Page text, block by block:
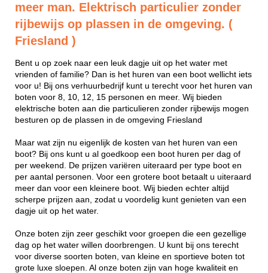
meer man. Elektrisch particulier zonder
rijbewijs op plassen in de omgeving. (
Friesland )
Bent u op zoek naar een leuk dagje uit op het water met
vrienden of familie? Dan is het huren van een boot wellicht iets
voor u! Bij ons verhuurbedrijf kunt u terecht voor het huren van
boten voor 8, 10, 12, 15 personen en meer. Wij bieden
elektrische boten aan die particulieren zonder rijbewijs mogen
besturen op de plassen in de omgeving Friesland
Maar wat zijn nu eigenlijk de kosten van het huren van een
boot? Bij ons kunt u al goedkoop een boot huren per dag of
per weekend. De prijzen variëren uiteraard per type boot en
per aantal personen. Voor een grotere boot betaalt u uiteraard
meer dan voor een kleinere boot. Wij bieden echter altijd
scherpe prijzen aan, zodat u voordelig kunt genieten van een
dagje uit op het water.
Onze boten zijn zeer geschikt voor groepen die een gezellige
dag op het water willen doorbrengen. U kunt bij ons terecht
voor diverse soorten boten, van kleine en sportieve boten tot
grote luxe sloepen. Al onze boten zijn van hoge kwaliteit en